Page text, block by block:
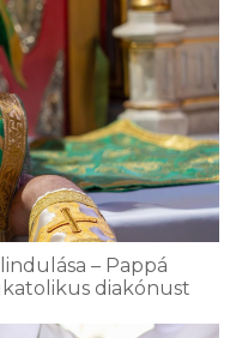
– Pappá
diakónust